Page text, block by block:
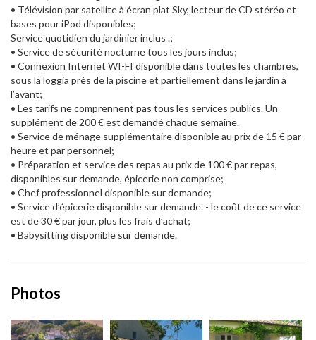
• Télévision par satellite à écran plat Sky, lecteur de CD stéréo et
bases pour iPod disponibles;
Service quotidien du jardinier inclus .;
• Service de sécurité nocturne tous les jours inclus;
• Connexion Internet WI-FI disponible dans toutes les chambres,
sous la loggia près de la piscine et partiellement dans le jardin à
l’avant;
• Les tarifs ne comprennent pas tous les services publics. Un
supplément de 200 € est demandé chaque semaine.
• Service de ménage supplémentaire disponible au prix de 15 € par
heure et par personnel;
• Préparation et service des repas au prix de 100 € par repas,
disponibles sur demande, épicerie non comprise;
• Chef professionnel disponible sur demande;
• Service d’épicerie disponible sur demande. - le coût de ce service
est de 30 € par jour, plus les frais d’achat;
• Babysitting disponible sur demande.
Photos